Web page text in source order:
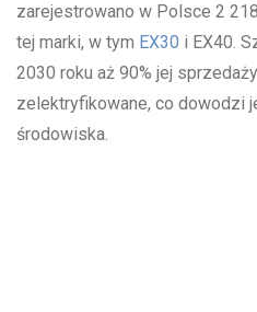
zarejestrowano w Polsce 2
tej marki, w tym EX30 i EX40.
2030 roku aż 90% jej
zelektryfikowane, co dowodzi
środowiska.